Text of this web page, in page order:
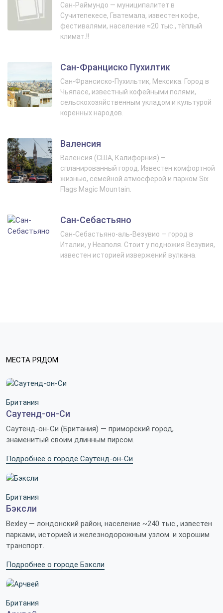
Сан-Раймундо — муниципалитет в
Сучитепекесе, Гватемала, известен кофе,
фестивалями, население ≈20 тыс., тёплый
климат.!!
Сан-Франциско Пухилтик
Сан-Франсиско-Пухильтик, Мексика. Город в
Чьяпасе, известный кофейными полями,
сельскохозяйственным укладом и культурой
коренных народов.
Валенсия
Валенсия (США, Калифорния) –
спланированный город. Известен комфортной
жизнью, семейной атмосферой и парком Six
Flags Magic Mountain.
Сан-Себастьяно
Сан-Себастьяно-аль-Везувио — город в
Италии, у Неаполя. Стоит у подножия Везувия,
известен историей извержений вулкана.
МЕСТА РЯДОМ
Британия
Саутенд-он-Си
Саутенд-он-Си (Британия) — приморский город,
знаменитый своим длинным пирсом.
Подробнее о городе Саутенд-он-Си
Британия
Бэксли
Bexley — лондонский район, население ~240 тыс., известен
парками, историей и железнодорожным узлом. и хорошим
транспорт.
Подробнее о городе Бэксли
Британия